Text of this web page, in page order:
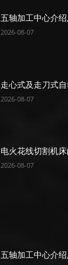
五轴加工中心介
2026-08-07
走心式及走刀式
2026-08-07
电火花线切割机
2026-08-07
五轴加工中心介